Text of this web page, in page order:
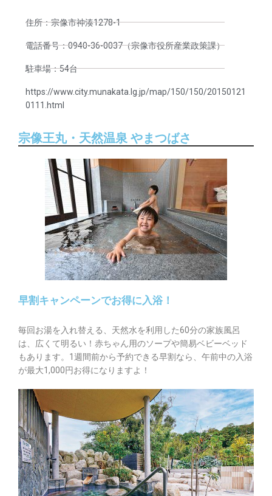
住所：宗像市神湊1278-1
電話番号：0940-36-0037（宗像市役所産業政策課）
駐車場：54台
https://www.city.munakata.lg.jp/map/150/150/20150121
0111.html
宗像王丸・天然温泉 やまつばさ
早割キャンペーンでお得に入浴！
毎回お湯を入れ替える、天然水を利用した60分の家族風呂
は、広くて明るい！赤ちゃん用のソープや簡易ベビーベッド
もあります。1週間前から予約できる早割なら、午前中の入浴
が最大1,000円お得になりますよ！